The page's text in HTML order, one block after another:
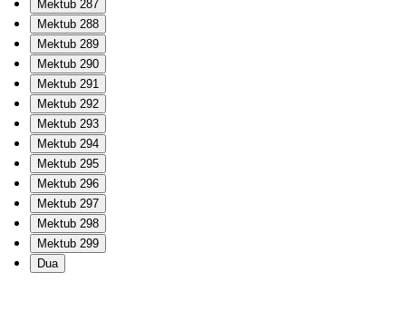
Mektub 287
Mektub 288
Mektub 289
Mektub 290
Mektub 291
Mektub 292
Mektub 293
Mektub 294
Mektub 295
Mektub 296
Mektub 297
Mektub 298
Mektub 299
Dua